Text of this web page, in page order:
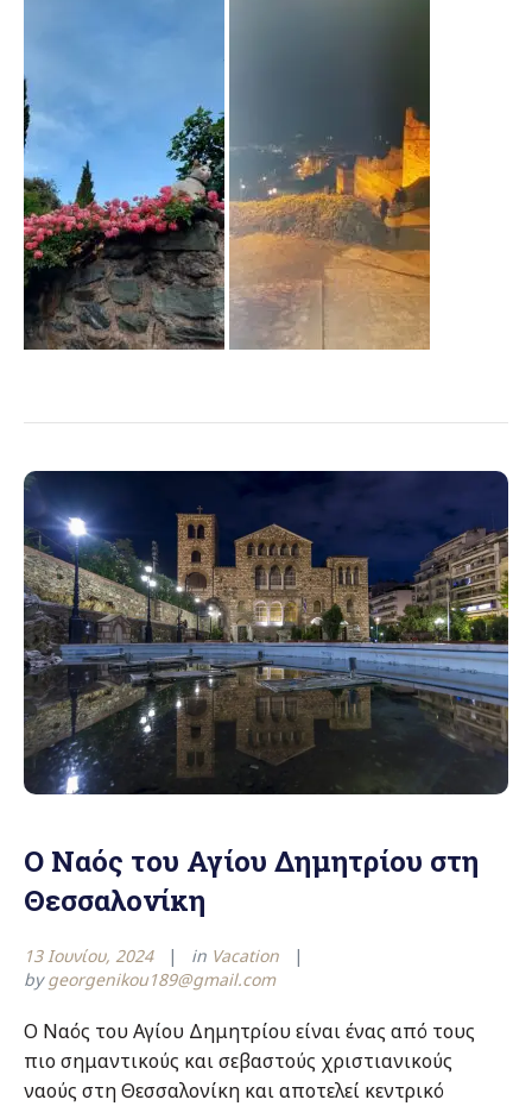
Ο Ναός του Αγίου Δημητρίου στη
Θεσσαλονίκη
13 Ιουνίου, 2024 in Vacation
bygeorgenikou189@gmail.com
Ο Ναός του Αγίου Δημητρίου είναι ένας από τους
πιο σημαντικούς και σεβαστούς χριστιανικούς
ναούς στη Θεσσαλονίκη και αποτελεί κεντρικό